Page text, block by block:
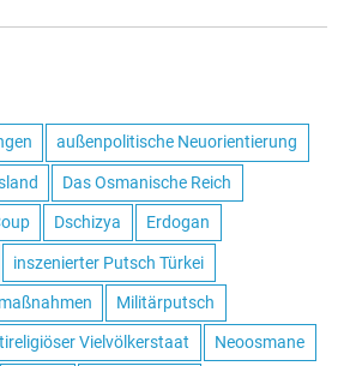
außenpolitische Neuorientierung
Das Osmanische Reich
Dschizya Erdogan
inszenierter Putsch Türkei
Militärputsch
Vielvölkerstaat Neoosmane